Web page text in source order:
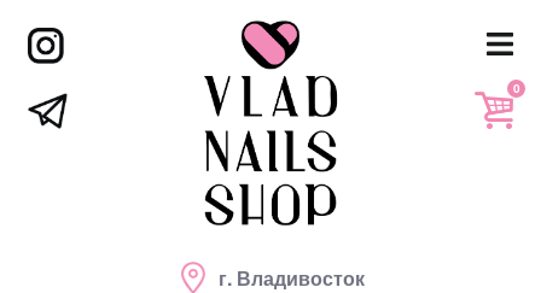
г. Владивосток
0